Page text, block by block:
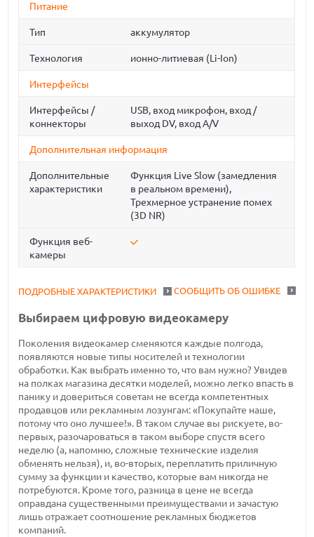
Питание
Тип аккумулятор
Технология ионно-литиевая (Li-Ion)
Интерфейсы
Интерфейсы /
коннекторы
USB, вход микрофон, вход /
выход DV, вход A/V
Дополнительная информация
Дополнительные
характеристики
Функция Live Slow (замедления
в реальном времени),
Трехмерное устранение помех
(3D NR)
Функция веб-
камеры
СООБЩИТЬ ОБ ОШИБКЕ
ПОДРОБНЫЕ ХАРАКТЕРИСТИКИ
Выбираем цифровую видеокамеру
Поколения видеокамер сменяются каждые полгода,
появляются новые типы носителей и технологии
обработки. Как выбрать именно то, что вам нужно? Увидев
на полках магазина десятки моделей, можно легко впасть в
панику и довериться советам не всегда компетентных
продавцов или рекламным лозунгам: «Покупайте наше,
потому что оно лучшее!». В таком случае вы рискуете, во-
первых, разочароваться в таком выборе спустя всего
неделю (а, напомню, сложные технические изделия
обменять нельзя), и, во-вторых, переплатить приличную
сумму за функции и качество, которые вам никогда не
потребуются. Кроме того, разница в цене не всегда
оправдана существенными преимуществами и зачастую
лишь отражает соотношение рекламных бюджетов
компаний.